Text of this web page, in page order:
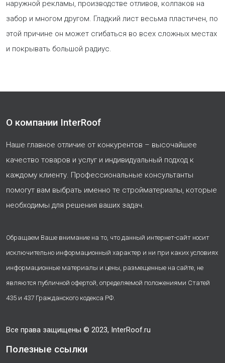
наружной рекламы, производстве отливов, колпаков на
забор и многом другом. Гладкий лист весьма пластичен, по
этой причине он может сгибаться во всех сложных местах
и покрывать большой радиус.
О компании InterRoof
Наше главное отличие от конкурентов – высочайшее
качество товаров и услуг и индивидуальный подход к
каждому клиенту. Профессиональные консультанты
помогут вам выбрать именно те стройматериалы, которые
необходимы для решения ваших задач.
Обращаем Ваше внимание на то, что данный интернет-сайт носит
исключительно информационный характер и ни при каких условиях
информационные материалы и цены, размещенные на сайте, не
являются публичной офертой, определяемой положениями Статей
435 и 437 Гражданского кодекса РФ.
Все права защищены © 2023, InterRoof.ru
Полезные ссылки